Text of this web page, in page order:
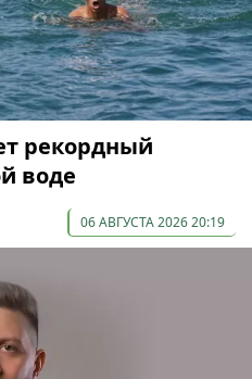
рекордный
воде
06 АВГУСТА 2026 20:19